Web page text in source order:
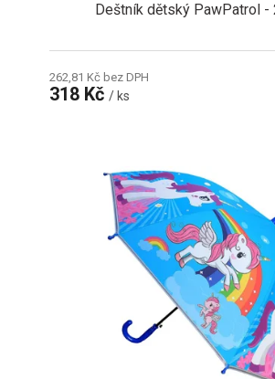
Deštník dětský PawPatrol -
262,81 Kč bez DPH
318 Kč/ ks